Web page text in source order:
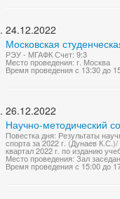
24.12.2022
Московская
РЭУ - МГАФК Счет: 9:3
Место проведения: г. Москва
Время проведения с 13:30 до
26.12.2022
Научно-методический
Повестка дня: Результаты
спорта за 2022 г. (Дунаев
квартал 2022 г. по изданию
Место проведения: Зал
Время проведения с 15:00 до